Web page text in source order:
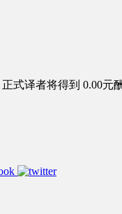
正式译者将得到 0.00元